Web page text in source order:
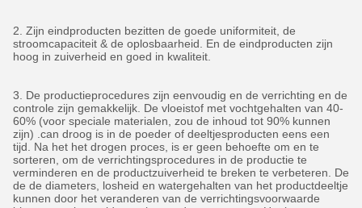
2. Zijn eindproducten bezitten de goede uniformiteit, de
stroomcapaciteit & de oplosbaarheid. En de eindproducten zijn
hoog in zuiverheid en goed in kwaliteit.
3. De productieprocedures zijn eenvoudig en de verrichting en de
controle zijn gemakkelijk. De vloeistof met vochtgehalten van 40-
60% (voor speciale materialen, zou de inhoud tot 90% kunnen
zijn) .can droog is in de poeder of deeltjesproducten eens een
tijd. Na het het drogen proces, is er geen behoefte om en te
sorteren, om de verrichtingsprocedures in de productie te
verminderen en de productzuiverheid te breken te verbeteren. De
de de diameters, losheid en watergehalten van het productdeeltje
kunnen door het veranderen van de verrichtingsvoorwaarde